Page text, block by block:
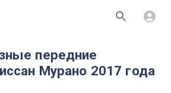
передние
Мурано 2017 года